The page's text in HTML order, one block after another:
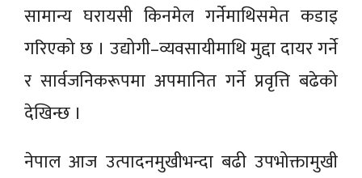
सामान्य घरायसी किनमेल गर्नेमाथिसमेत कडाइ
गरिएको छ । उद्योगी–व्यवसायीमाथि मुद्दा दायर गर्ने
र सार्वजनिकरूपमा अपमानित गर्ने प्रवृत्ति बढेको
देखिन्छ ।
नेपाल आज उत्पादनमुखीभन्दा बढी उपभोक्तामुखी